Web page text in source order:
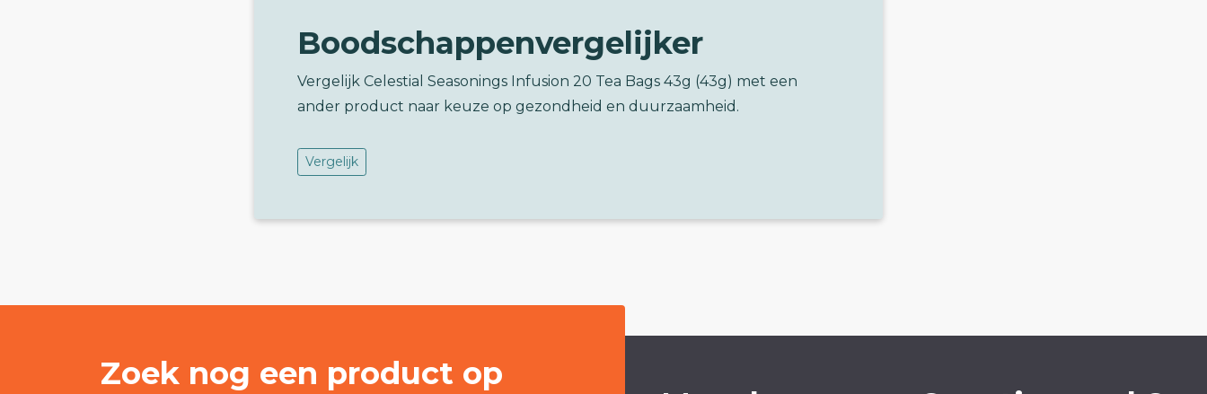
Boodschappenvergelijker
Vergelijk Celestial Seasonings Infusion 20 Tea Bags 43g (43g) met een
ander product naar keuze op gezondheid en duurzaamheid.
Vergelijk
Zoek nog een product op